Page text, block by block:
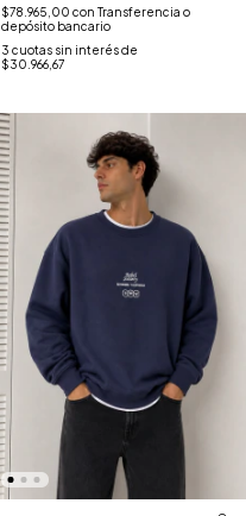
$78.965,00 con Transferencia o
depósito bancario
3 cuotas sin interés de
$30.966,67